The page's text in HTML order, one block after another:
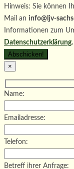
Hinweis: Sie können
Mail an info@ljv-
Informationen zum
Datenschutzerklärung.
×
Name:
Emailadresse:
Telefon:
Betreff ihrer Anfrage: